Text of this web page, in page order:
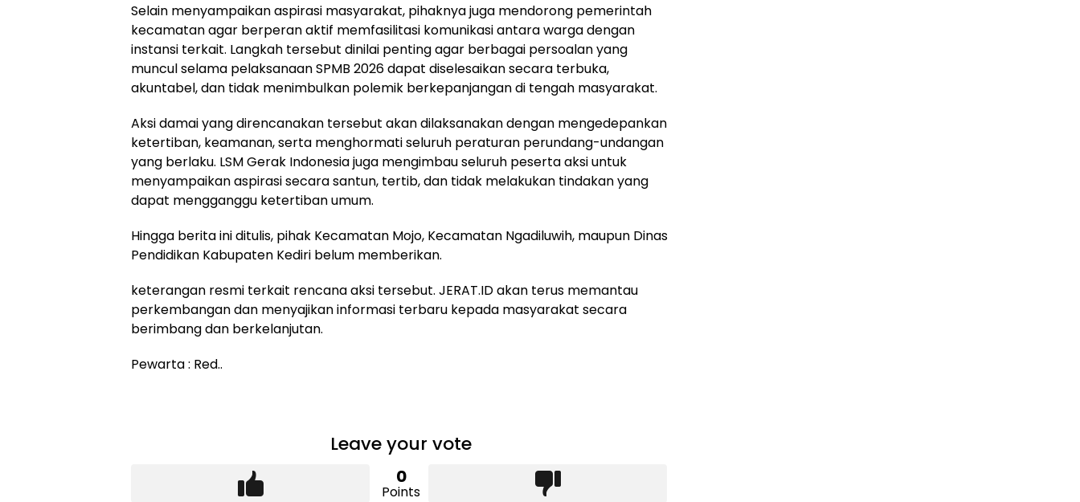
Selain menyampaikan aspirasi masyarakat, pihaknya juga mendorong pemerintah
kecamatan agar berperan aktif memfasilitasi komunikasi antara warga dengan
instansi terkait. Langkah tersebut dinilai penting agar berbagai persoalan yang
muncul selama pelaksanaan SPMB 2026 dapat diselesaikan secara terbuka,
akuntabel, dan tidak menimbulkan polemik berkepanjangan di tengah masyarakat.
Aksi damai yang direncanakan tersebut akan dilaksanakan dengan mengedepankan
ketertiban, keamanan, serta menghormati seluruh peraturan perundang-undangan
yang berlaku. LSM Gerak Indonesia juga mengimbau seluruh peserta aksi untuk
menyampaikan aspirasi secara santun, tertib, dan tidak melakukan tindakan yang
dapat mengganggu ketertiban umum.
Hingga berita ini ditulis, pihak Kecamatan Mojo, Kecamatan Ngadiluwih, maupun Dinas
Pendidikan Kabupaten Kediri belum memberikan.
keterangan resmi terkait rencana aksi tersebut. JERAT.ID akan terus memantau
perkembangan dan menyajikan informasi terbaru kepada masyarakat secara
berimbang dan berkelanjutan.
Pewarta : Red..
Leave your vote
0
Points